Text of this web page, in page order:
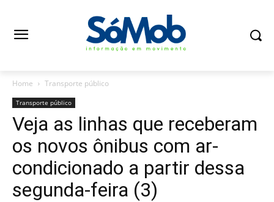
Home Transporte público
Transporte público
Veja as linhas que receberam
os novos ônibus com ar-
condicionado a partir dessa
segunda-feira (3)